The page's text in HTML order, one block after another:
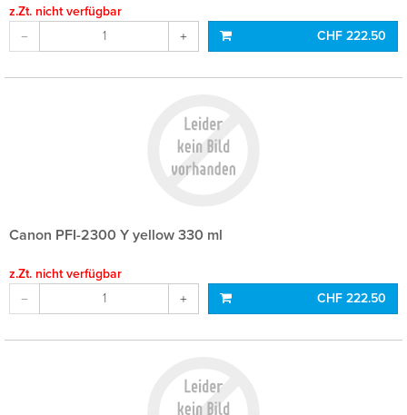
z.Zt. nicht verfügbar
CHF 222.50
Canon PFI-2300 Y yellow 330 ml
z.Zt. nicht verfügbar
CHF 222.50